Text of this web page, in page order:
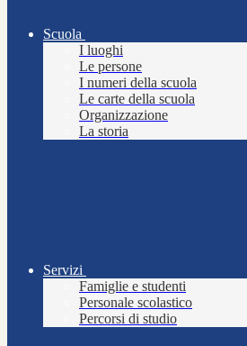
Scuola
I luoghi
Le persone
I numeri della scuola
Le carte della scuola
Organizzazione
La storia
Servizi
Famiglie e studenti
Personale scolastico
Percorsi di studio